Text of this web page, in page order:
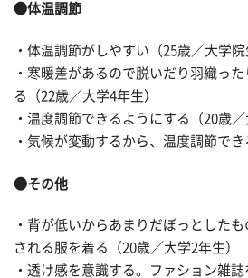
●体温調節
・体温調節がしやすい（25歳／大学院
・寒暖差があるので脱いだり羽織っ
る（22歳／大学4年生）
・温度調節できるようにする（20歳／
・気候が変動するから、温度調節で
●その他
・背が低いからあまりだぼっとした
される服を着る（20歳／大学2年生）
・透け感を意識する。ファション雑